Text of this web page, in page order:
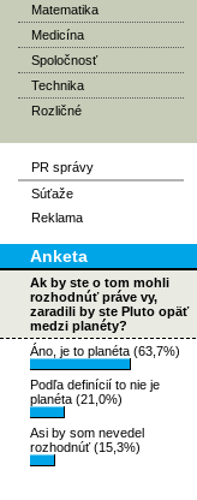
Matematika
Medicína
Spoločnosť
Technika
Rozličné
PR správy
Súťaže
Reklama
Anketa
Ak by ste o tom mohli
rozhodnúť práve vy,
zaradili by ste Pluto opäť
medzi planéty?
Áno, je to planéta (63,7%)
Podľa definícií to nie je
planéta (21,0%)
Asi by som nevedel
rozhodnúť (15,3%)